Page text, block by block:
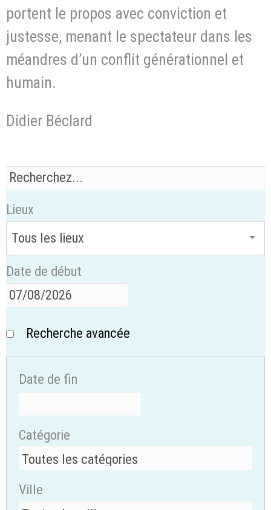
portent le propos avec conviction et
justesse, menant le spectateur dans les
méandres d’un conflit générationnel et
humain.
Didier Béclard
Lieux
Date de début
Recherche avancée
Date de fin
Catégorie
Ville